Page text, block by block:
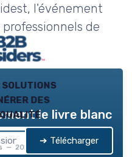
l'événement
de
solutions
des
— 2026
le livre blanc
➔ Télécharger